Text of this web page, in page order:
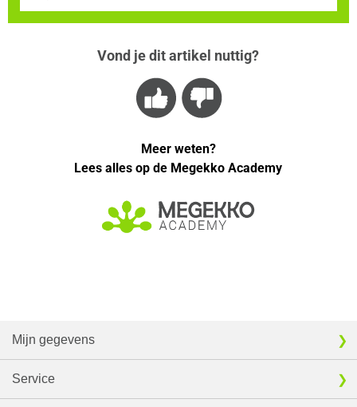
Vond je dit artikel nuttig?
Meer weten?
Lees alles op de Megekko Academy
Mijn gegevens
Service